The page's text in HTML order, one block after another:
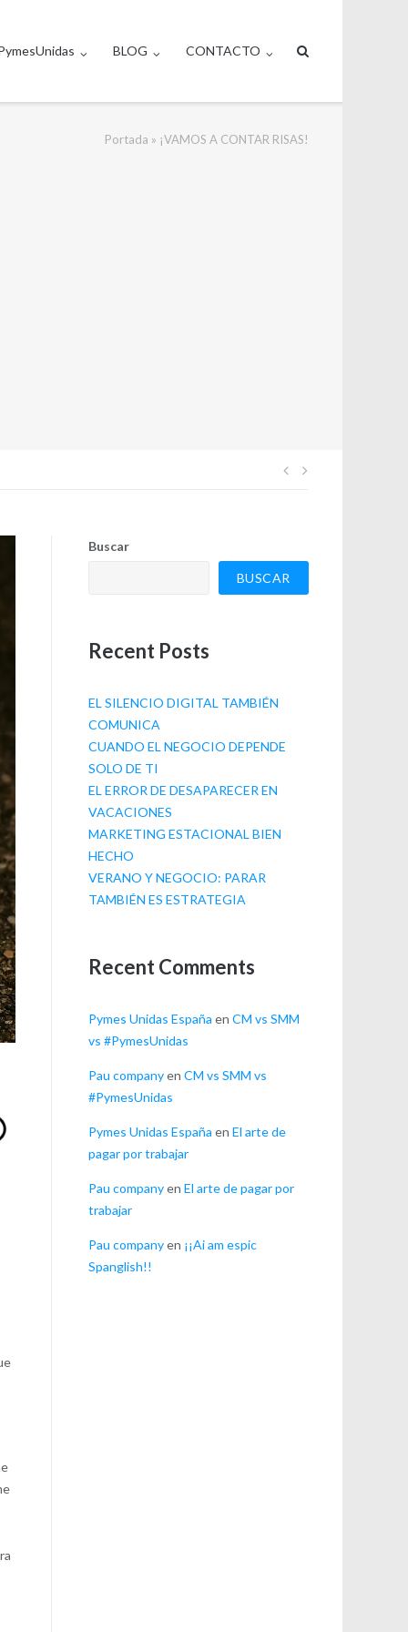
BLOG CONTACTO
Portada » ¡VAMOS A CONTAR RISAS!
Navegación
entradas
Buscar
BUSCAR
Recent Posts
EL SILENCIO DIGITAL TAMBIÉN
COMUNICA
CUANDO EL NEGOCIO DEPENDE
SOLO DE TI
EL ERROR DE DESAPARECER EN
VACACIONES
MARKETING ESTACIONAL BIEN
HECHO
VERANO Y NEGOCIO: PARAR
TAMBIÉN ES ESTRATEGIA
Recent Comments
Pymes Unidas España en CM vs SMM
vs #PymesUnidas
Pau companyen CM vs SMM vs
#PymesUnidas
Pymes Unidas España en El arte de
pagar por trabajar
Pau companyen El arte de pagar por
trabajar
Pau companyen ¡¡Ai am espic
Spanglish!!